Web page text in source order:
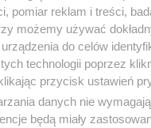
sumieniu, wszyscy
pomiar reklam i treści,
możemy używać
do celów
technologii poprzez
przycisk ustawień
danych nie
będą miały